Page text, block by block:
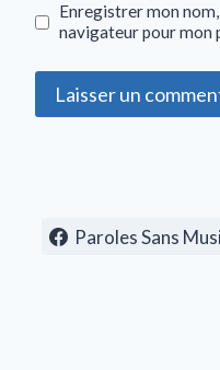
Enregistrer mon
navigateur pour mon
Paroles Sans